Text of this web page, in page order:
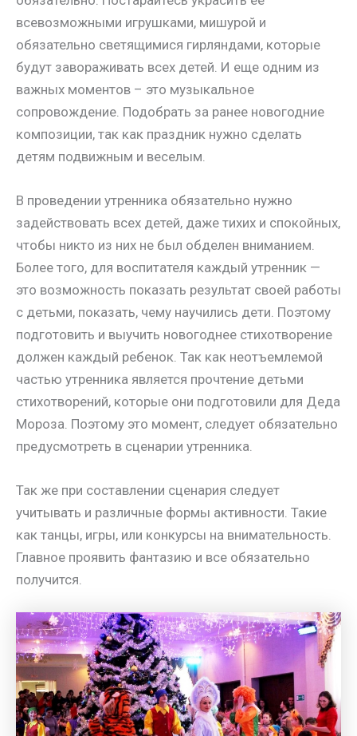
всевозможными игрушками, мишурой и
обязательно светящимися гирляндами, которые
будут завораживать всех детей. И еще одним из
важных моментов – это музыкальное
сопровождение. Подобрать за ранее новогодние
композиции, так как праздник нужно сделать
детям подвижным и веселым.
В проведении утренника обязательно нужно
задействовать всех детей, даже тихих и спокойных,
чтобы никто из них не был обделен вниманием.
Более того, для воспитателя каждый утренник —
это возможность показать результат своей работы
с детьми, показать, чему научились дети. Поэтому
подготовить и выучить новогоднее стихотворение
должен каждый ребенок. Так как неотъемлемой
частью утренника является прочтение детьми
стихотворений, которые они подготовили для Деда
Мороза. Поэтому это момент, следует обязательно
предусмотреть в сценарии утренника.
Так же при составлении сценария следует
учитывать и различные формы активности. Такие
как танцы, игры, или конкурсы на внимательность.
Главное проявить фантазию и все обязательно
получится.